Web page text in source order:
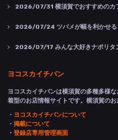
2026/07/31 横須賀でおすすめのカ
2026/07/24 ツバメが幅を利かせ
2026/07/17 みんな大好きナポリタ
ヨコスカイチバン
ヨコスカイチバンは横須賀の多種多様
着型のお店情報サイトです。横須賀の
・ ヨコスカイチバンについて
・ 掲載について
・ 登録店専用管理画面